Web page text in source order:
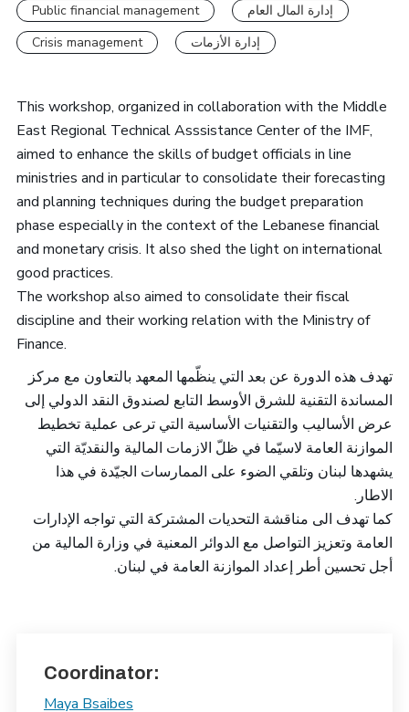
Public financial management
إدارة المال العام
Crisis management
إدارة الأزمات
This workshop, organized in collaboration with the Middle
East Regional Technical Asssistance Center of the IMF,
aimed to enhance the skills of budget officials in line
ministries and in particular to consolidate their forecasting
and planning techniques during the budget preparation
phase especially in the context of the Lebanese financial
and monetary crisis. It also shed the light on international
good practices.
The workshop also aimed to consolidate their fiscal
discipline and their working relation with the Ministry of
Finance.
تهدف هذه الدورة عن بعد التي ينظّمها المعهد بالتعاون مع مركز
المساندة التقنية للشرق الأوسط التابع لصندوق النقد الدولي إلى
عرض الأساليب والتقنيات الأساسية التي ترعى عملية تخطيط
الموازنة العامة لاسيّما في ظلّ الازمات المالية والنقديّة التي
يشهدها لبنان وتلقي الضوء على الممارسات الجيّدة في هذا
الاطار .
كما تهدف الى مناقشة التحديات المشتركة التي تواجه الإدارات
العامة وتعزيز التواصل مع الدوائر المعنية في وزارة المالية من
أجل تحسين أطر إعداد الموازنة العامة في لبنان.
Coordinator:
Maya Bsaibes